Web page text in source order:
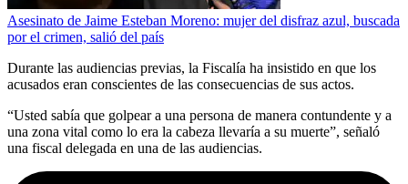
Asesinato de Jaime Esteban Moreno: mujer del disfraz azul, buscada
por el crimen, salió del país
Durante las audiencias previas, la Fiscalía ha insistido en que los
acusados eran conscientes de las consecuencias de sus actos.
“Usted sabía que golpear a una persona de manera contundente y a
una zona vital como lo era la cabeza llevaría a su muerte”, señaló
una fiscal delegada en una de las audiencias.